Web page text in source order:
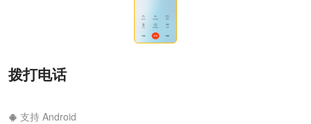
拨打电话
支持 Android